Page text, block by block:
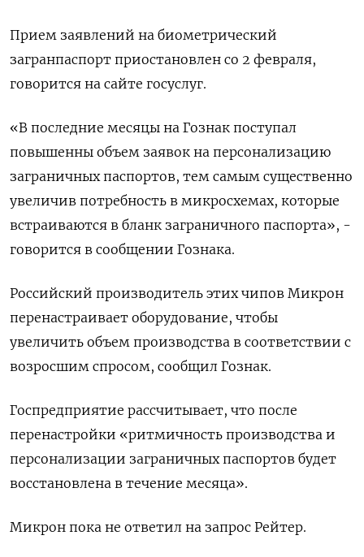
Прием заявлений на биометрический
загранпаспорт приостановлен со 2 февраля,
говорится на сайте госуслуг.
«В последние месяцы на Гознак поступал
повышенны объем заявок на персонализацию
заграничных паспортов, тем самым существенно
увеличив потребность в микросхемах, которые
встраиваются в бланк заграничного паспорта», -
говорится в сообщении Гознака.
Российский производитель этих чипов Микрон
перенастраивает оборудование, чтобы
увеличить объем производства в соответствии с
возросшим спросом, сообщил Гознак.
Госпредприятие рассчитывает, что после
перенастройки «ритмичность производства и
персонализации заграничных паспортов будет
восстановлена в течение месяца».
Микрон пока не ответил на запрос Рейтер.